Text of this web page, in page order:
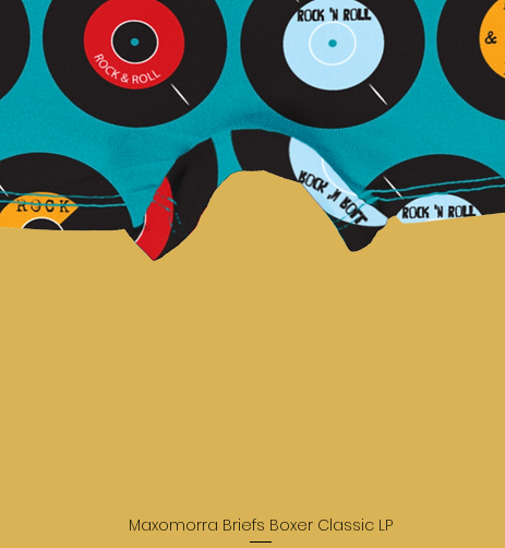
Maxomorra Briefs Boxer Classic LP